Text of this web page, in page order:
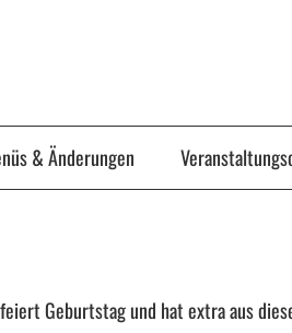
& Änderungen
Geburtstag und hat extra aus